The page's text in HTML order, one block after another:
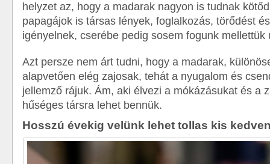
helyzet az, hogy a madarak nagyon is tudnak
papagájok is társas lények, foglalkozás, törődést
igényelnek, cserébe pedig sosem fogunk mellettük
Azt persze nem árt tudni, hogy a madarak,
alapvetően elég zajosak, tehát a nyugalom és
jellemző rájuk. Ám, aki élvezi a mókázásukat és a
hűséges társra lehet bennük.
Hosszú évekig velünk lehet tollas kis